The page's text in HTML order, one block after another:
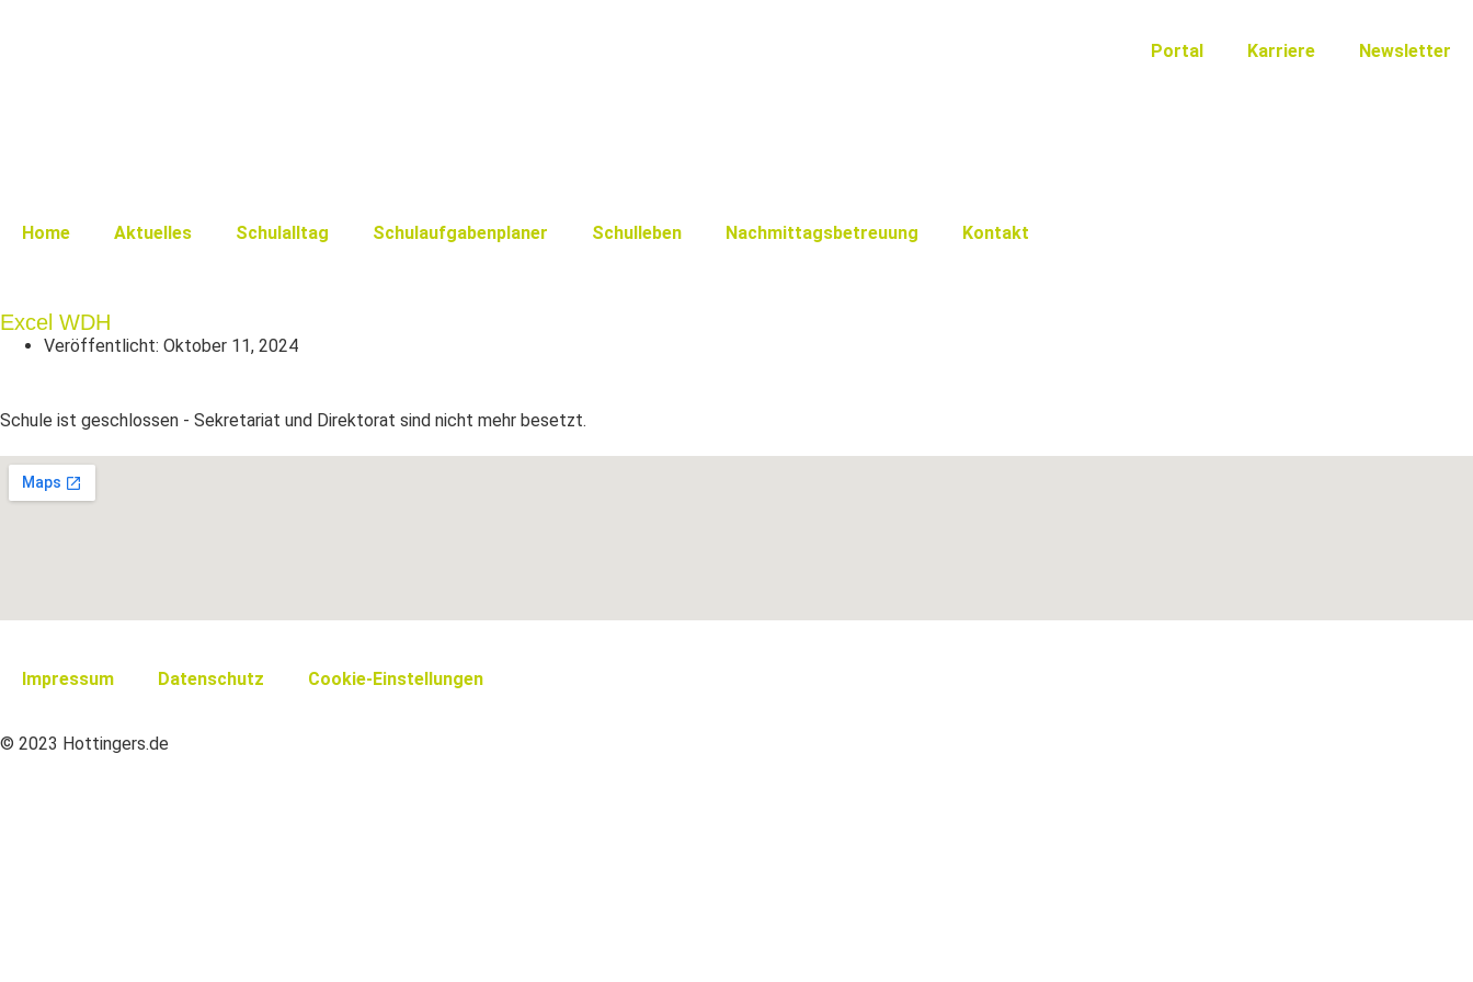
Portal Karriere Newsletter
Home Aktuelles Schulalltag Schulaufgabenplaner Schulleben Nachmittagsbetreuung Kontakt
Excel WDH
Veröffentlicht: Oktober 11, 2024
Schule ist geschlossen - Sekretariat und Direktorat sind nicht mehr besetzt.
Impressum Datenschutz Cookie-Einstellungen
© 2023 Hottingers.de